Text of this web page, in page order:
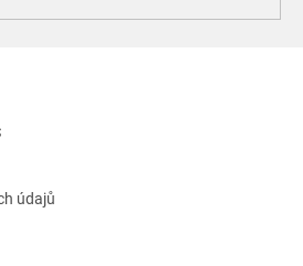
údajů